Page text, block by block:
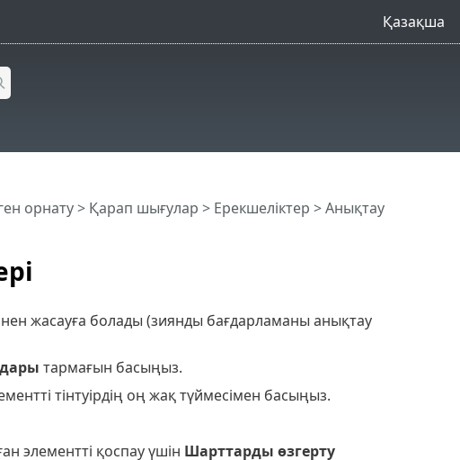
Қазақша
орнату> Қарап шығулар > Ерекшеліктер >Анықтау
жасауға болады (зиянды бағдарламаны анықтау
тармағын басыңыз.
тінтуірдің оң жақ түймесімен басыңыз.
элементті қоспау үшін Шарттарды өзгерту